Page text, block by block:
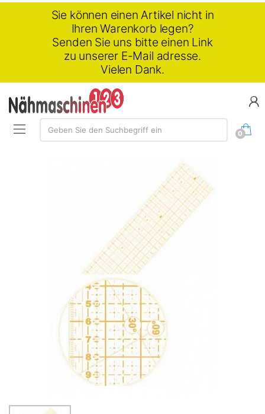
Sie können einen Artikel nicht in
Ihren Warenkorb legen?
Senden Sie uns bitte einen Link
zu unserer E-Mail adresse.
Vielen Dank.
Suchen:
Geben Sie den Suchbegriff ein
0